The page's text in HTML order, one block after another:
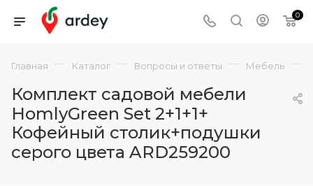
0
Главная — Каталог — Вопросы и ответы — Мебель —
Комплект садовой мебели
HomlyGreen Set 2+1+1+
Кофейный столик+подушки
серого цвета ARD259200